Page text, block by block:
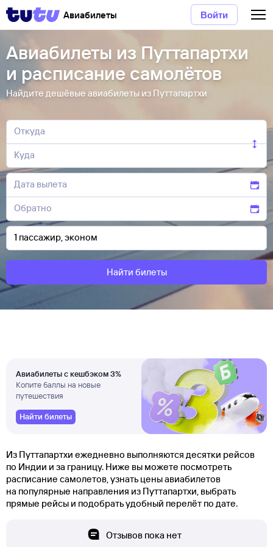
Авиабилеты Войти
Авиабилеты из Путтапартхи
и расписание самолётов
Найдите дешёвые авиабилеты из Путтапартхи
Найти билеты
Авиабилеты с кешбэком 3%
Копите баллы на новые
путешествия
Найти билеты
Из Путтапартхи ежедневно выполняются десятки рейсов
по Индии и за границу. Ниже вы можете посмотреть
расписание самолетов, узнать цены авиабилетов
на популярные направления из Путтапартхи, выбрать
прямые рейсы и подобрать удобный перелёт по дате.
Отзывов пока нет